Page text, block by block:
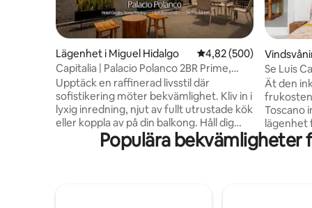
Lägenhet i Miguel Hidalgo 4,82 av 5 i
4,82 (500)
Capitalia | Palacio Polanco 2BR Prime,
Gym + Wifi
Upptäck en raffinerad livsstil där
sofistikering möter bekvämlighet. Kliv in i
lyxig inredning, njut av fullt utrustade kök
eller koppla av på din balkong. Håll dig
bekväm med individuell
luftkonditionering, vilket garanterar den
Se Luis
Loft
Ät den
Toscano
lägenhet
Dessa
barn-
Populära bekvämligheter